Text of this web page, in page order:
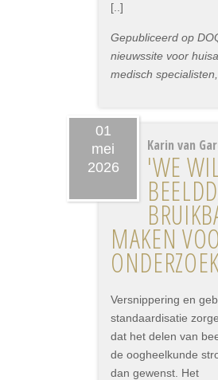
[..]
Gepubliceerd op
nieuwssite voor
medisch
01
mei
2026
Karin van
'WE
MAKEN
Versnippering en
standaardisatie
dat het delen van
de oogheelkunde
dan gewenst. Het